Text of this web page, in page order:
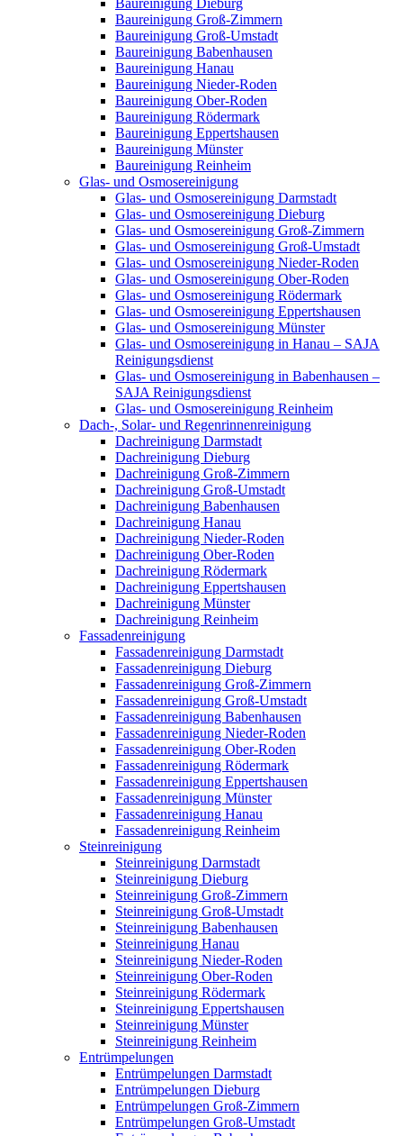
Baureinigung Dieburg
Baureinigung Groß-Zimmern
Baureinigung Groß-Umstadt
Baureinigung Babenhausen
Baureinigung Hanau
Baureinigung Nieder-Roden
Baureinigung Ober-Roden
Baureinigung Rödermark
Baureinigung Eppertshausen
Baureinigung Münster
Baureinigung Reinheim
Glas- und Osmosereinigung
Glas- und Osmosereinigung Darmstadt
Glas- und Osmosereinigung Dieburg
Glas- und Osmosereinigung Groß-Zimmern
Glas- und Osmosereinigung Groß-Umstadt
Glas- und Osmosereinigung Nieder-Roden
Glas- und Osmosereinigung Ober-Roden
Glas- und Osmosereinigung Rödermark
Glas- und Osmosereinigung Eppertshausen
Glas- und Osmosereinigung Münster
Glas- und Osmosereinigung in Hanau – SAJA
Reinigungsdienst
Glas- und Osmosereinigung in Babenhausen –
SAJA Reinigungsdienst
Glas- und Osmosereinigung Reinheim
Dach-, Solar- und Regenrinnenreinigung
Dachreinigung Darmstadt
Dachreinigung Dieburg
Dachreinigung Groß-Zimmern
Dachreinigung Groß-Umstadt
Dachreinigung Babenhausen
Dachreinigung Hanau
Dachreinigung Nieder-Roden
Dachreinigung Ober-Roden
Dachreinigung Rödermark
Dachreinigung Eppertshausen
Dachreinigung Münster
Dachreinigung Reinheim
Fassadenreinigung
Fassadenreinigung Darmstadt
Fassadenreinigung Dieburg
Fassadenreinigung Groß-Zimmern
Fassadenreinigung Groß-Umstadt
Fassadenreinigung Babenhausen
Fassadenreinigung Nieder-Roden
Fassadenreinigung Ober-Roden
Fassadenreinigung Rödermark
Fassadenreinigung Eppertshausen
Fassadenreinigung Münster
Fassadenreinigung Hanau
Fassadenreinigung Reinheim
Steinreinigung
Steinreinigung Darmstadt
Steinreinigung Dieburg
Steinreinigung Groß-Zimmern
Steinreinigung Groß-Umstadt
Steinreinigung Babenhausen
Steinreinigung Hanau
Steinreinigung Nieder-Roden
Steinreinigung Ober-Roden
Steinreinigung Rödermark
Steinreinigung Eppertshausen
Steinreinigung Münster
Steinreinigung Reinheim
Entrümpelungen
Entrümpelungen Darmstadt
Entrümpelungen Dieburg
Entrümpelungen Groß-Zimmern
Entrümpelungen Groß-Umstadt